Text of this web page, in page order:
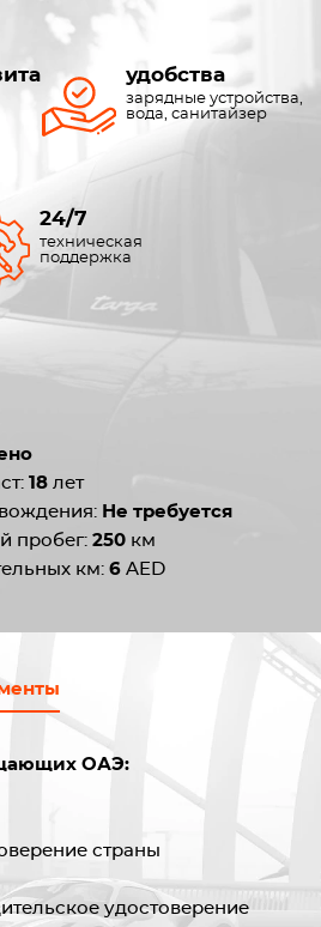
удобства
зарядные устройства,
вода, санитайзер
24/7
техническая
поддержка
18 лет
Не требуется
пробег: 250 км
км: 6 AED
ОАЭ:
страны
удостоверение